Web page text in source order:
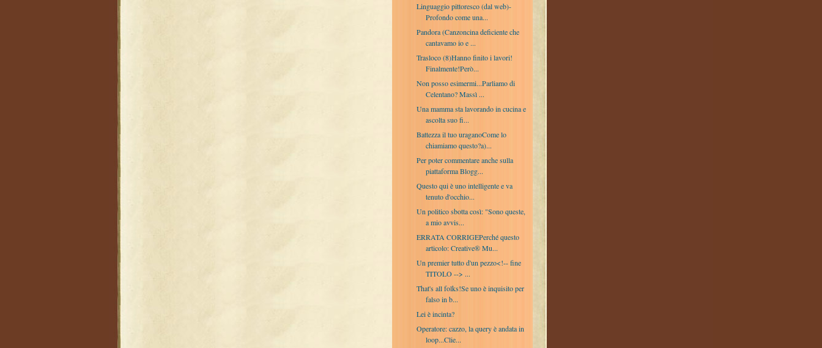
Linguaggio pittoresco (dal web)-
Profondo come una...
Pandora (Canzoncina deficiente che
cantavamo io e ...
Trasloco (8)Hanno finito i lavori!
Finalmente!Però...
Non posso esimermi...Parliamo di
Celentano? Massì ...
Una mamma sta lavorando in cucina e
ascolta suo fi...
Battezza il tuo uraganoCome lo
chiamiamo questo?a)...
Per poter commentare anche sulla
piattaforma Blogg...
Questo qui è uno intelligente e va
tenuto d'occhio...
Un politico sbotta così: "Sono queste,
a mio avvis...
ERRATA CORRIGEPerché questo
articolo: Creative® Mu...
Un premier tutto d'un pezzo<!-- fine
TITOLO --> ...
That's all folks!Se uno è inquisito per
falso in b...
Lei è incinta?
Operatore: cazzo, la query è andata in
loop...Clie...